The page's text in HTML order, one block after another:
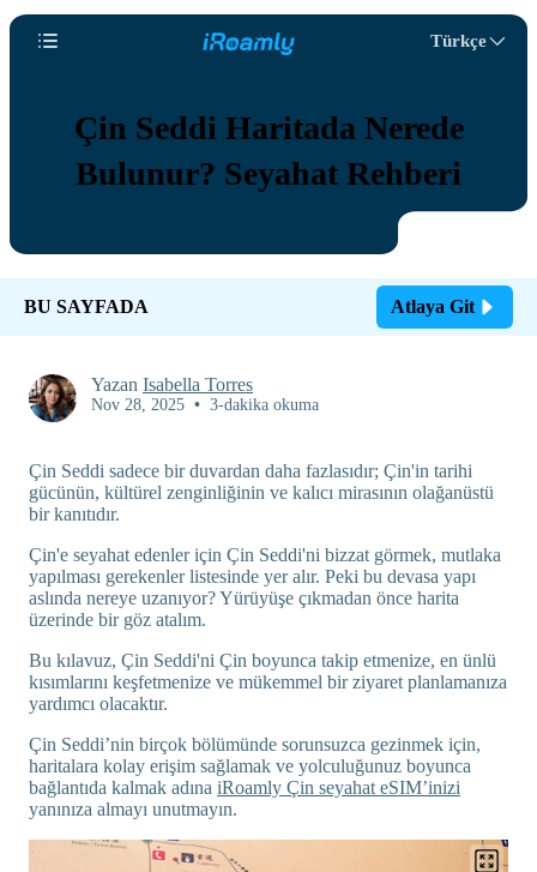
Türkçe
Çin Seddi Haritada Nerede
Bulunur? Seyahat Rehberi
BU SAYFADA Atlaya Git
Yazan Isabella Torres
Nov 28, 2025 • 3-dakika okuma
Çin Seddi sadece bir duvardan daha fazlasıdır; Çin'in tarihi
gücünün, kültürel zenginliğinin ve kalıcı mirasının olağanüstü
bir kanıtıdır.
Çin'e seyahat edenler için Çin Seddi'ni bizzat görmek, mutlaka
yapılması gerekenler listesinde yer alır. Peki bu devasa yapı
aslında nereye uzanıyor? Yürüyüşe çıkmadan önce harita
üzerinde bir göz atalım.
Bu kılavuz, Çin Seddi'ni Çin boyunca takip etmenize, en ünlü
kısımlarını keşfetmenize ve mükemmel bir ziyaret planlamanıza
yardımcı olacaktır.
Çin Seddi’nin birçok bölümünde sorunsuzca gezinmek için,
haritalara kolay erişim sağlamak ve yolculuğunuz boyunca
bağlantıda kalmak adına iRoamly Çin seyahat eSIM’inizi
yanınıza almayı unutmayın.